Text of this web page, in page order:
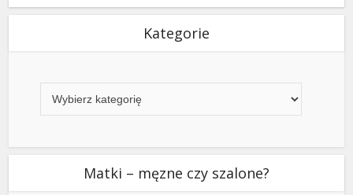
Kategorie
Matki – męzne czy szalone?